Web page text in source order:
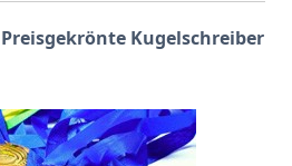
Kugelschreiber